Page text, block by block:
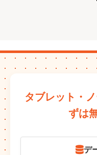
タブレット・
ずは
デ